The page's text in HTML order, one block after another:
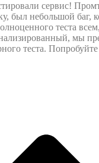
сервис!
был небольшой баг,
теста
мы
теста.